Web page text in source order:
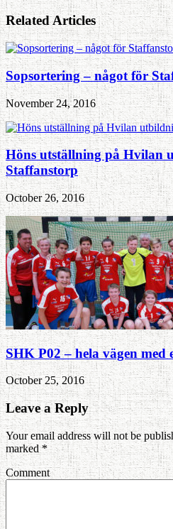
Related Articles
Sopsortering – något för
November 24, 2016
Höns utställning på Hvilan
Staffanstorp
October 26, 2016
SHK P02 – hela vägen med
October 25, 2016
Leave a Reply
Your email address will not be
marked*
Comment